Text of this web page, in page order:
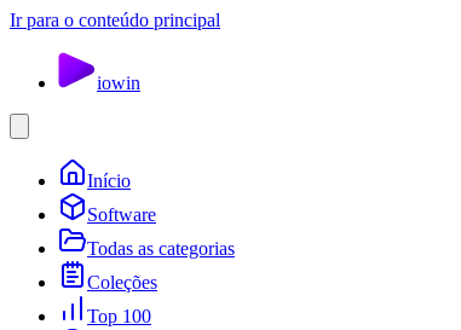
Ir para o conteúdo principal
iowin
Início
Software
Todas as categorias
Coleções
Top 100